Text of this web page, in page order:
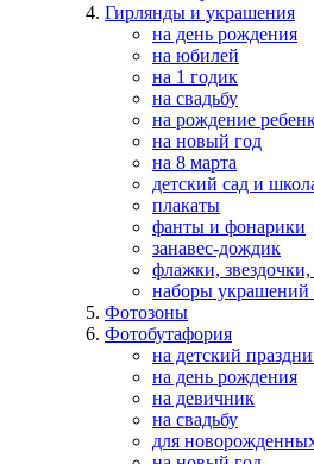
Гирлянды и украшения
на день рождения
на юбилей
на 1 годик
на свадьбу
на рождение
на новый год
на 8 марта
детский сад и
плакаты
фанты и фонарики
занавес-дождик
флажки,
наборы украшений
Фотозоны
Фотобутафория
на детский
на день рождения
на девичник
на свадьбу
для